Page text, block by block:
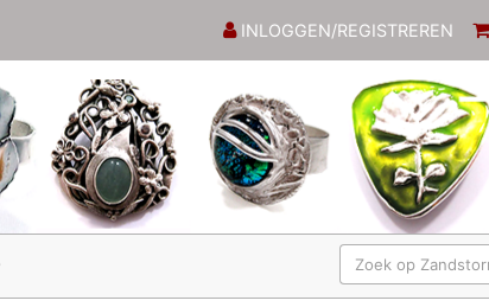
INLOGGEN/REGISTREREN